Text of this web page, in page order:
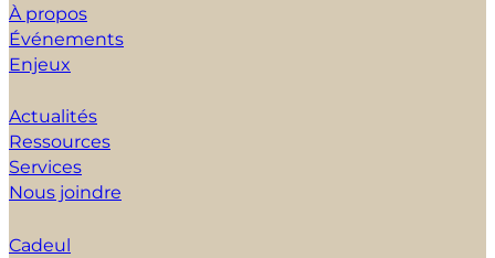
À propos
Événements
Enjeux
Actualités
Ressources
Services
Nous joindre
Cadeul